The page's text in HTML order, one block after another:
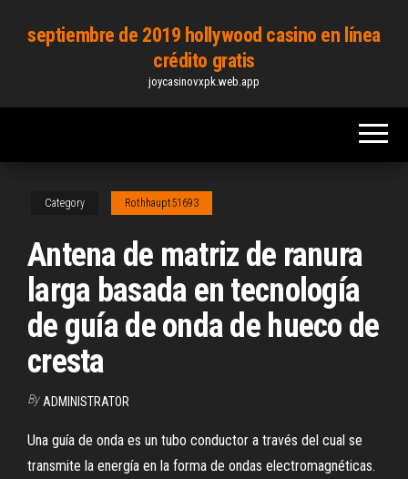
septiembre de 2019 hollywood casino en línea
crédito gratis
joycasinovxpk.web.app
Category Rothhaupt51693
Antena de matriz de ranura
larga basada en tecnología
de guía de onda de hueco de
cresta
By ADMINISTRATOR
Una guía de onda es un tubo conductor a través del cual se
transmite la energía en la forma de ondas electromagnéticas.